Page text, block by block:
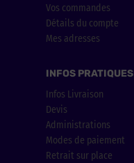
Vos commandes
Détails du compte
Mes adresses
INFOS PRATIQUES
Infos Livraison
Devis
Administrations
Modes de paiement
Retrait sur place